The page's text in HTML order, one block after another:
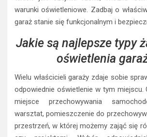
warunki oświetleniowe. Zadbaj o
garaż stanie się funkcjonalnym i
Jakie są najlepsze typy
oświetlenia
Wielu właścicieli garaży zdaje sobie
odpowiednie oświetlenie w tym miejscu.
miejsce przechowywania
warsztat, pomieszczenie do
przestrzeń, w której możemy zająć się